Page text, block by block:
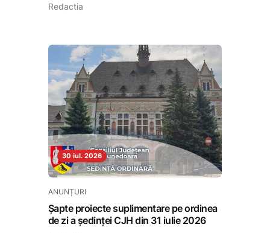
Redactia
30 iul. 2026
ANUNȚURI
Șapte proiecte suplimentare pe ordinea
de zi a ședinței CJH din 31 iulie 2026